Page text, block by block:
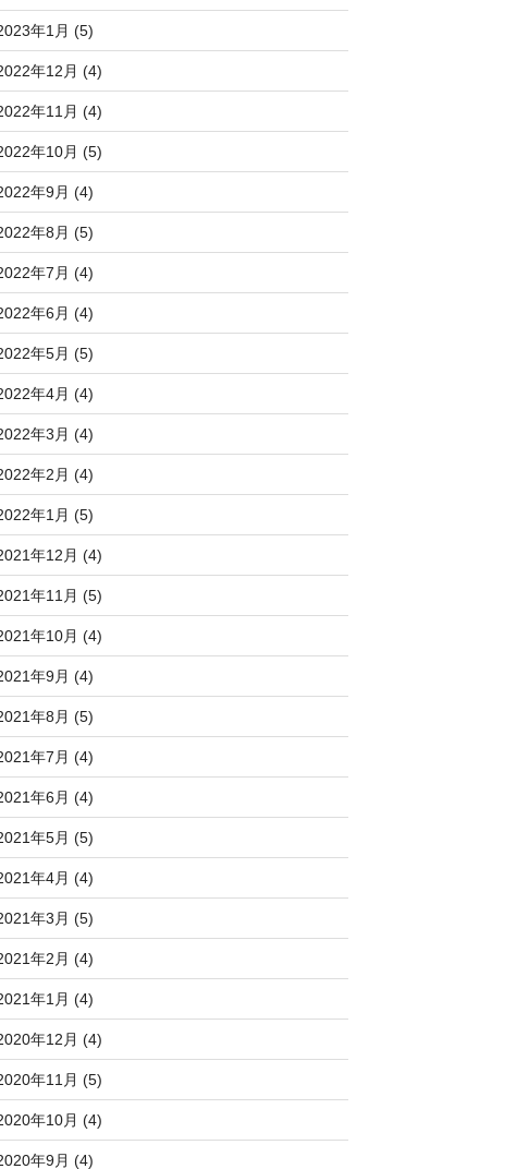
年1月 (5)
年12月 (4)
年11月 (4)
年10月 (5)
年9月 (4)
年8月 (5)
年7月 (4)
年6月 (4)
年5月 (5)
年4月 (4)
年3月 (4)
年2月 (4)
年1月 (5)
年12月 (4)
年11月 (5)
年10月 (4)
年9月 (4)
年8月 (5)
年7月 (4)
年6月 (4)
年5月 (5)
年4月 (4)
年3月 (5)
年2月 (4)
年1月 (4)
年12月 (4)
年11月 (5)
年10月 (4)
年9月 (4)